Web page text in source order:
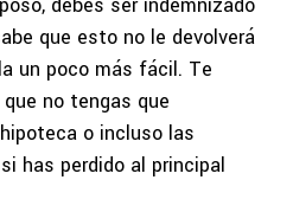
que esto no le devolverá
un poco más fácil. Te
no tengas que
o incluso las
has perdido al principal